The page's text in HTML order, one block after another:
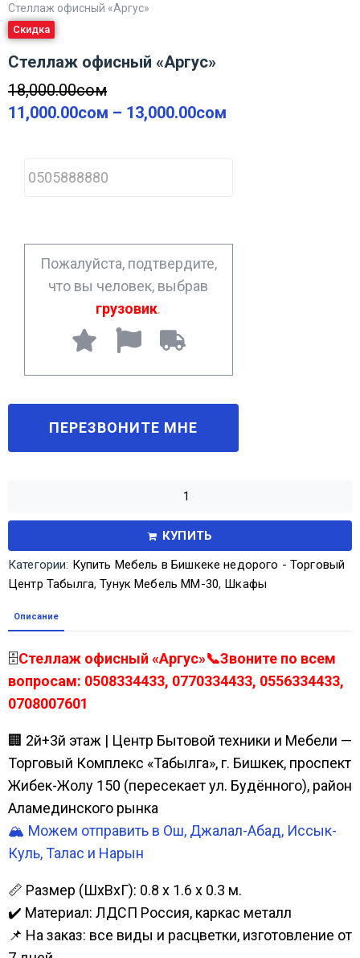
Стеллаж офисный «Аргус»
Скидка
Стеллаж офисный «Аргус»
18,000.00сом
11,000.00сом – 13,000.00сом
h
o
*
Пожалуйста, подтвердите,
что вы человек, выбрав
грузовик.
КУПИТЬ
Категории: Купить Мебель в Бишкеке недорого - Торговый
Центр Табылга,Тунук Мебель ММ-30, Шкафы
Описание
🗄️Стеллаж офисный «Аргус»📞Звоните по всем
вопросам: 0508334433, 0770334433, 0556334433,
0708007601
🏢 2й+3й этаж | Центр Бытовой техники и Мебели —
Торговый Комплекс «Табылга», г. Бишкек, проспект
Жибек-Жолу 150 (пересекает ул. Будённого), район
Аламединского рынка
🏔️ Можем отправить в Ош, Джалал-Абад, Иссык-
Куль, Талас и Нарын
📏 Размер (ШхВхГ): 0.8 х 1.6 х 0.3 м.
✔️ Материал: ЛДСП Россия, каркас металл
📌 На заказ: все виды и расцветки, изготовление от